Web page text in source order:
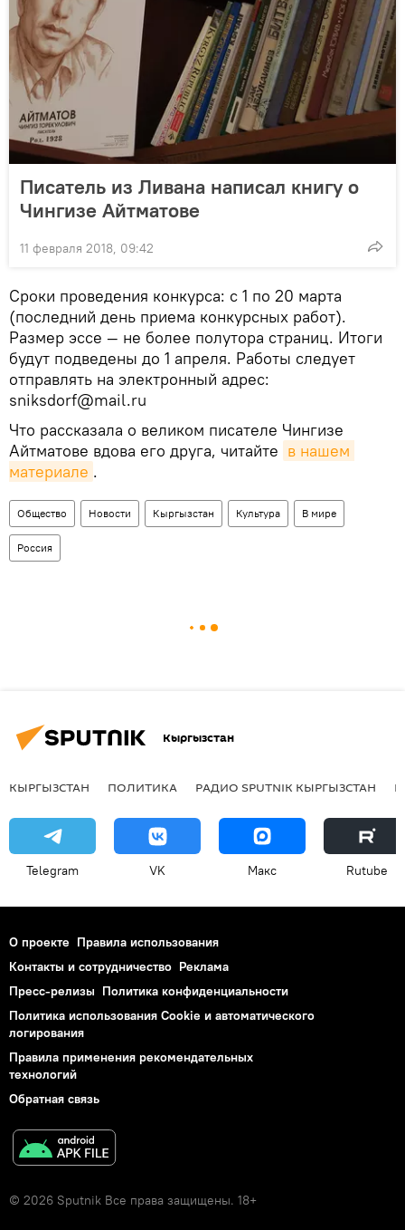
Писатель из Ливана написал книгу о
Чингизе Айтматове
11 февраля 2018, 09:42
Сроки проведения конкурса: с 1 по 20 марта
(последний день приема конкурсных работ).
Размер эссе — не более полутора страниц. Итоги
будут подведены до 1 апреля. Работы следует
отправлять на электронный адрес:
sniksdorf@mail.ru
Что рассказала о великом писателе Чингизе
Айтматове вдова его друга, читайте в нашем
материале .
Общество Новости Кыргызстан Культура В мире
Россия
Кыргызстан
КЫРГЫЗСТАН ПОЛИТИКА РАДИО SPUTNIK КЫРГЫЗСТАН
Telegram VK Макс Rutube
О проекте Правила использования
Контакты и сотрудничество Реклама
Пресс-релизы Политика конфиденциальности
Политика использования Cookie и автоматического
логирования
Правила применения рекомендательных
технологий
Обратная связь
© 2026 Sputnik Все права защищены. 18+